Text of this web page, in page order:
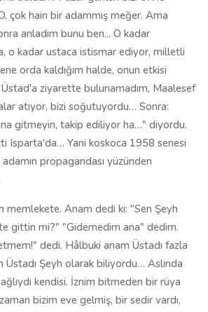
memlekete. Anam dedi ki: "Sen Şeyh
gittin mi?" "Gidemedim ana" dedim.
dedi. Hâlbuki anam Üstadı fazla
Üstadı Şeyh olarak biliyordu… Aslında
kendisi. İznim bitmeden bir rüya
bizim eve gelmiş, bir sedir vardı,
da önünde diz çöküp oturuyordu. Ben,
diye kızıyorum tabi anama.
Kendi kendime dedim: "Isparta'ya
Hazretlerini ziyaret etmek
Isparta'ya. Sene 1959.
olup, sonradan 20–25 sene